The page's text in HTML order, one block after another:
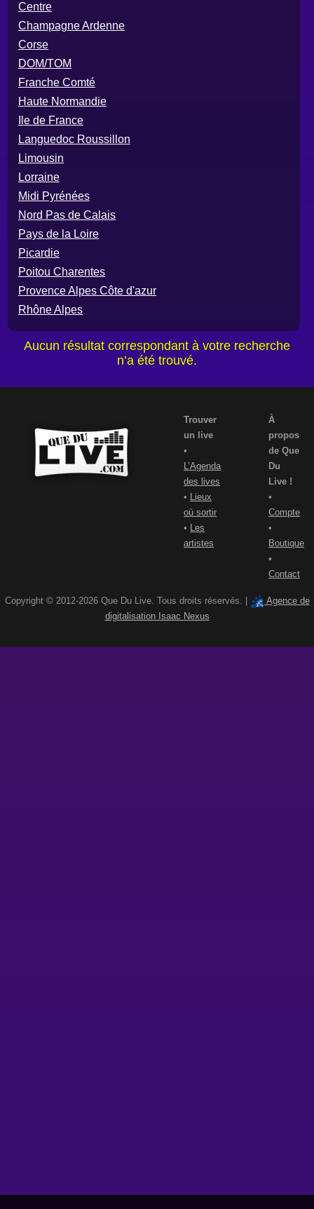
Centre
Champagne Ardenne
Corse
DOM/TOM
Franche Comté
Haute Normandie
Ile de France
Languedoc Roussillon
Limousin
Lorraine
Midi Pyrénées
Nord Pas de Calais
Pays de la Loire
Picardie
Poitou Charentes
Provence Alpes Côte d'azur
Rhône Alpes
Aucun résultat correspondant à votre recherche
n’a été trouvé.
Trouver
un live
•
L’Agenda
des lives
•
Lieux
où sortir
•
Les
artistes
À
propos
de Que
Du
Live !
•
Compte
•
Boutique
•
Contact
Copyright © 2012-2026 Que Du Live. Tous droits réservés. |
Agence de
digitalisation Isaac Nexus